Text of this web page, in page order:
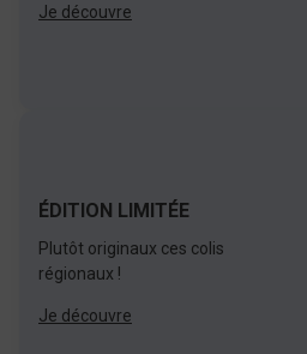
Je découvre
ÉDITION LIMITÉE
Plutôt originaux ces colis
régionaux !
Je découvre